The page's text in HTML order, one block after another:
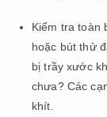
Kiểm tra toàn
hoặc bút thử
bị trầy xước
chưa? Các
khít.